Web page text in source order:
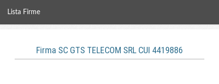
Lista Firme
Firma SC GTS TELECOM SRL CUI 4419886